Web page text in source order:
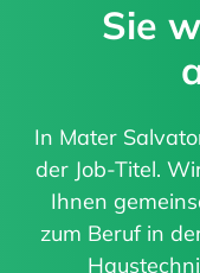
Sie
In Mater
der Job-Titel.
Ihnen
zum Beruf in